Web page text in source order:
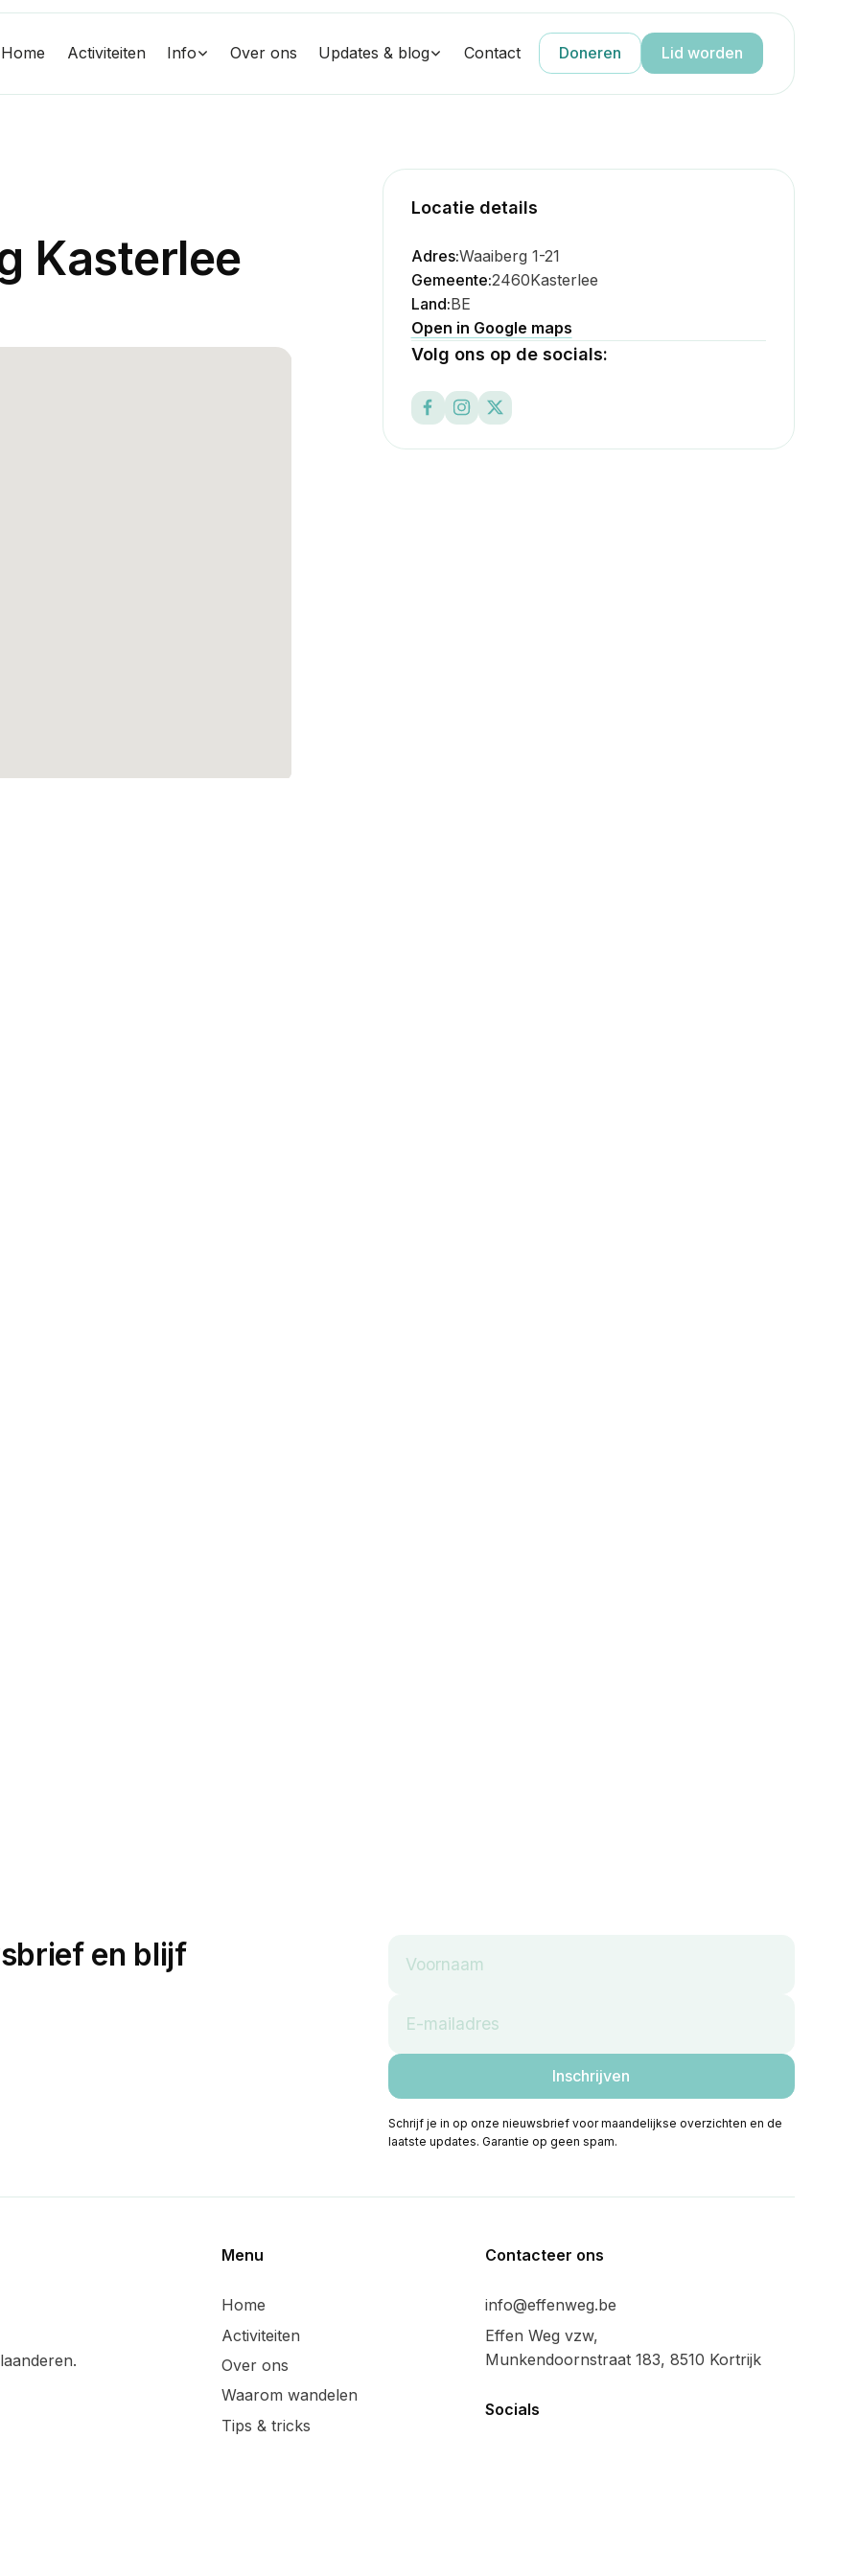
Home Activiteiten Info Over ons Updates & blog Contact Doneren Lid worden
Kasterlee
Locatie details
Adres:Waaiberg 1-21
Gemeente:2460Kasterlee
Land:BE
Open in Google maps
Volg ons op de socials:
en blijf
Schrijf je in op onze nieuwsbrief voor maandelijkse overzichten en de
laatste updates. Garantie op geen spam.
Menu
Home
Activiteiten
Over ons
Waarom wandelen
Tips & tricks
Contacteer ons
info@effenweg.be
Effen Weg vzw,
Munkendoornstraat 183, 8510 Kortrijk
Socials